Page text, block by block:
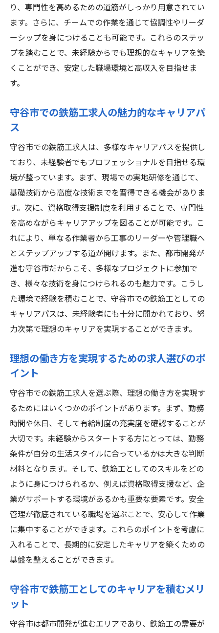
り、専門性を高めるための道筋がしっかり用意されてい
ます。さらに、チームでの作業を通じて協調性やリーダ
ーシップを身につけることも可能です。これらのステッ
プを踏むことで、未経験からでも理想的なキャリアを築
くことができ、安定した職場環境と高収入を目指せま
す。
守谷市での鉄筋工求人の魅力的なキャリアパ
ス
守谷市での鉄筋工求人は、多様なキャリアパスを提供し
ており、未経験者でもプロフェッショナルを目指せる環
境が整っています。まず、現場での実地研修を通じて、
基礎技術から高度な技術までを習得できる機会がありま
す。次に、資格取得支援制度を利用することで、専門性
を高めながらキャリアアップを図ることが可能です。こ
れにより、単なる作業者から工事のリーダーや管理職へ
とステップアップする道が開けます。また、都市開発が
進む守谷市だからこそ、多様なプロジェクトに参加で
き、様々な技術を身につけられるのも魅力です。こうし
た環境で経験を積むことで、守谷市での鉄筋工としての
キャリアパスは、未経験者にも十分に開かれており、努
力次第で理想のキャリアを実現することができます。
理想の働き方を実現するための求人選びのポ
イント
守谷市での鉄筋工求人を選ぶ際、理想の働き方を実現す
るためにはいくつかのポイントがあります。まず、勤務
時間や休日、そして有給制度の充実度を確認することが
大切です。未経験からスタートする方にとっては、勤務
条件が自分の生活スタイルに合っているかは大きな判断
材料となります。そして、鉄筋工としてのスキルをどの
ように身につけられるか、例えば資格取得支援など、企
業がサポートする環境があるかも重要な要素です。安全
管理が徹底されている職場を選ぶことで、安心して作業
に集中することができます。これらのポイントを考慮に
入れることで、長期的に安定したキャリアを築くための
基盤を整えることができます。
守谷市で鉄筋工としてのキャリアを積むメリ
ット
守谷市は都市開発が進むエリアであり、鉄筋工の需要が